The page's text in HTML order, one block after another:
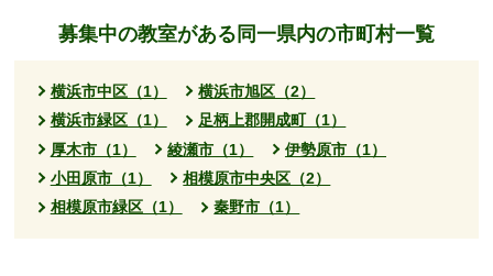
募集中の教室がある同一県内の市町村一覧
横浜市中区（1）
横浜市旭区（2）
横浜市緑区（1）
足柄上郡開成町（1）
厚木市（1）
綾瀬市（1）
伊勢原市（1）
小田原市（1）
相模原市中央区（2）
相模原市緑区（1）
秦野市（1）